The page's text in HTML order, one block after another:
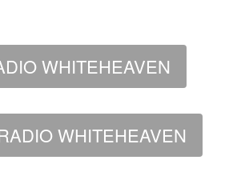
WHITEHEAVEN
WHITEHEAVEN